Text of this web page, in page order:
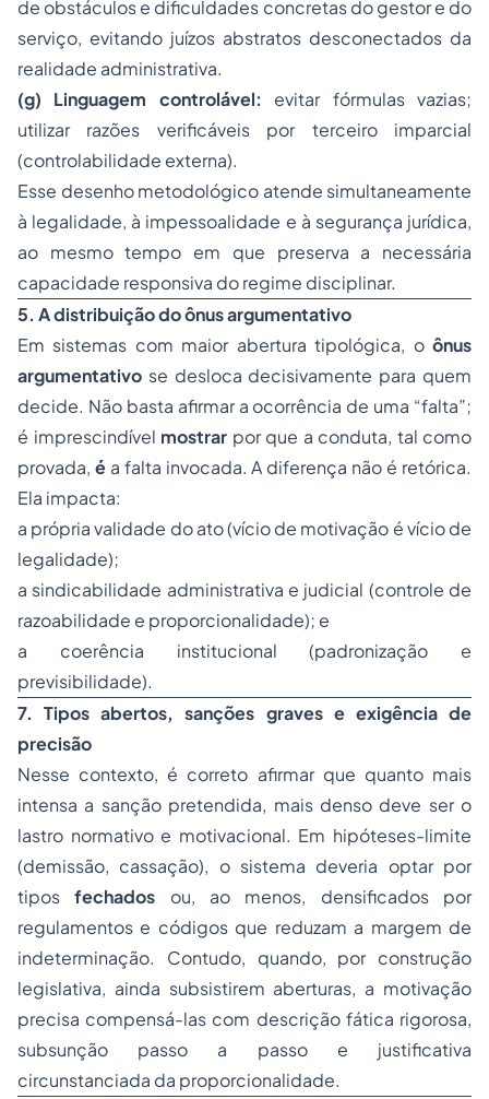
de obstáculos e dificuldades concretas do gestor e do
serviço, evitando juízos abstratos desconectados da
realidade administrativa.
(g) Linguagem controlável: evitar fórmulas vazias;
utilizar razões verificáveis por terceiro imparcial
(controlabilidade externa).
Esse desenho metodológico atende simultaneamente
à legalidade, à impessoalidade e à segurança jurídica,
ao mesmo tempo em que preserva a necessária
capacidade responsiva do regime disciplinar.
5. A distribuição do ônus argumentativo
Em sistemas com maior abertura tipológica, o ônus
argumentativo se desloca decisivamente para quem
decide. Não basta afirmar a ocorrência de uma “falta”;
é imprescindível mostrar por que a conduta, tal como
provada, éa falta invocada. A diferença não é retórica.
Ela impacta:
a própria validade do ato (vício de motivação é vício de
legalidade);
a sindicabilidade administrativa e judicial (controle de
razoabilidade e proporcionalidade); e
a coerência institucional (padronização e
previsibilidade).
7. Tipos abertos, sanções graves e exigência de
precisão
Nesse contexto, é correto afirmar que quanto mais
intensa a sanção pretendida, mais denso deve ser o
lastro normativo e motivacional. Em hipóteses-limite
(demissão, cassação), o sistema deveria optar por
tiposfechados ou, ao menos, densificados por
regulamentos e códigos que reduzam a margem de
indeterminação. Contudo, quando, por construção
legislativa, ainda subsistirem aberturas, a motivação
precisa compensá-las com descrição fática rigorosa,
subsunção passo a passo e justificativa
circunstanciada da proporcionalidade.